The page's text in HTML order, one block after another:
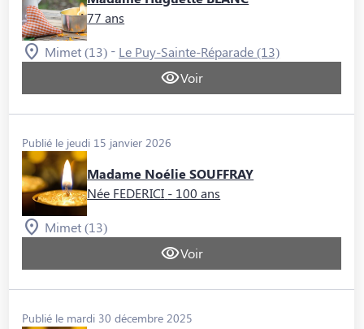
77 ans
Mimet (13) - Le Puy-Sainte-Réparade (13)
Voir
Publié le jeudi 15 janvier 2026
Madame Noélie SOUFFRAY
Née FEDERICI - 100 ans
Mimet (13)
Voir
Publié le mardi 30 décembre 2025